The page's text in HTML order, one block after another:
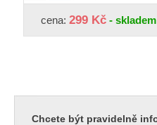
cena: 299 Kč - skladem
Chcete být pravidelně